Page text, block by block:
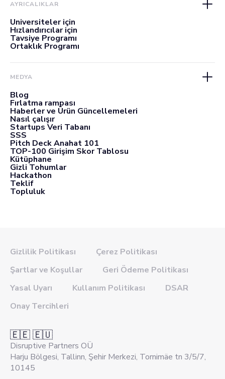
AYRICALIKLAR
Üniversiteler için
Hızlandırıcılar için
Tavsiye Programı
Ortaklık Programı
MEDYA
Blog
Fırlatma rampası
Haberler ve Ürün Güncellemeleri
Nasıl çalışır
Startups Veri Tabanı
SSS
Pitch Deck Anahat 101
TOP-100 Girişim Skor Tablosu
Kütüphane
Gizli Tohumlar
Hackathon
Teklif
Topluluk
Gizlilik Politikası
Çerez Politikası
Şartlar ve Koşullar
Geri Ödeme Politikası
Yasal Uyarı
Kullanım Politikası
DSAR
Onay Tercihleri
🇪🇪 🇪🇺
Disruptive Partners OÜ
Harju Bölgesi, Tallinn, Şehir Merkezi, Tornimäe tn 3/5/7,
10145